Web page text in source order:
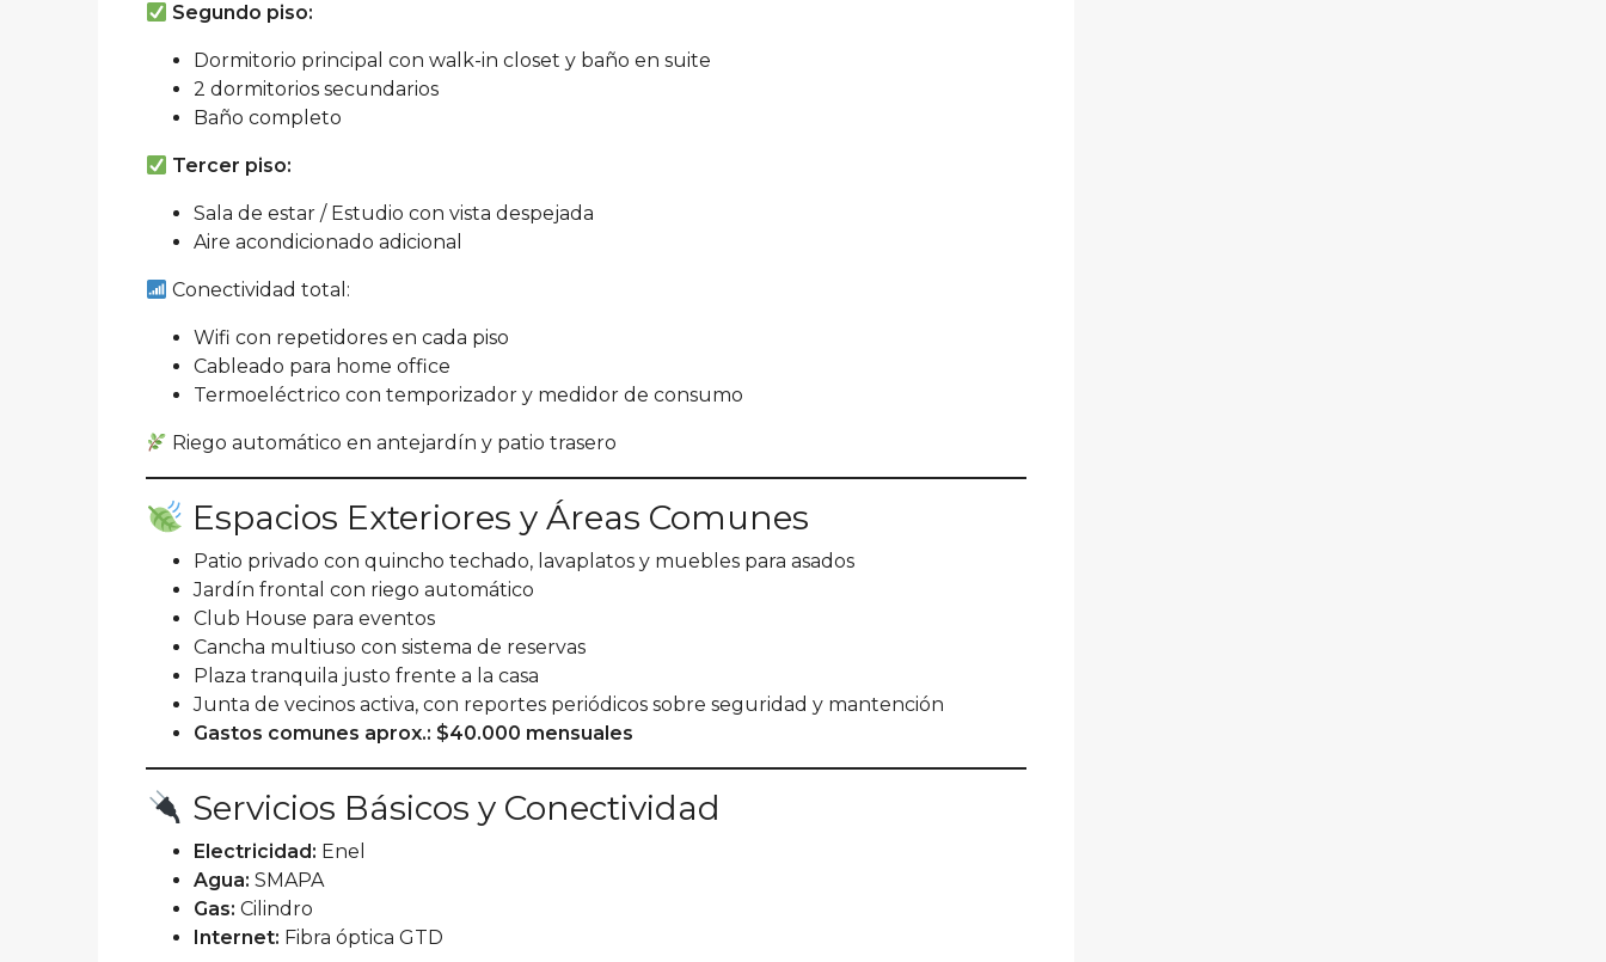
Segundo piso:
Dormitorio principal con walk-in closet y baño en suite
2 dormitorios secundarios
Baño completo
Tercer piso:
Sala de estar / Estudio con vista despejada
Aire acondicionado adicional
Conectividad total:
Wifi con repetidores en cada piso
Cableado para home office
Termoeléctrico con temporizador y medidor de consumo
Riego automático en antejardín y patio trasero
Espacios Exteriores y Áreas Comunes
Patio privado con quincho techado, lavaplatos y muebles para asados
Jardín frontal con riego automático
Club House para eventos
Cancha multiuso con sistema de reservas
Plaza tranquila justo frente a la casa
Junta de vecinos activa, con reportes periódicos sobre seguridad y mantención
Gastos comunes aprox.: $40.000 mensuales
Servicios Básicos y Conectividad
Electricidad: Enel
Agua: SMAPA
Gas: Cilindro
Internet: Fibra óptica GTD